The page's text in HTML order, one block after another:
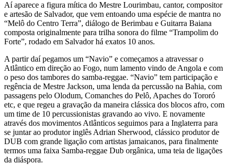
Aí aparece a figura mítica do Mestre Lourimbau, cantor, compositor
e artesão de Salvador, que vem entoando uma espécie de mantra no
“Melô do Centro Terra”, diálogo de Berimbau e Guitarra Baiana
composta originalmente para trilha sonora do filme “Trampolim do
Forte”, rodado em Salvador há exatos 10 anos.
A partir daí pegamos um “Navio” e começamos a atravessar o
Atlântico em direção ao Fogo, num lamento vindo de Angola e com
o peso dos tambores do samba-reggae. “Navio” tem participação e
regência de Mestre Jackson, uma lenda da percussão na Bahia, com
passagens pelo Olodum, Comanches do Pelô, Apaches do Tororó
etc, e que regeu a gravação da maneira clássica dos blocos afro, com
um time de 10 percussionistas gravando ao vivo. E novamente
através dos movimentos Atlânticos seguimos para a Inglaterra para
se juntar ao produtor inglês Adrian Sherwood, clássico produtor de
DUB com grande ligação com artistas jamaicanos, para finalmente
termos uma faixa Samba-reggae Dub orgânica, uma teia de ligações
da diáspora.